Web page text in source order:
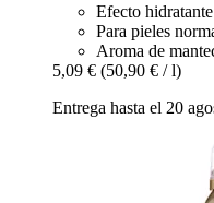
Efecto hidratante
Para pieles
Aroma de
5,09 € (50,90 € / l)
Entrega hasta el 20